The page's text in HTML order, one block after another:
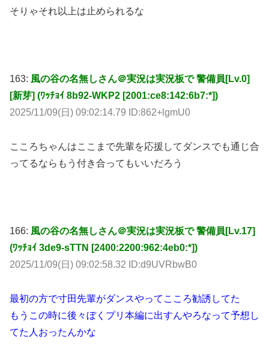
そりゃそれ以上は止められるな
163: 風の谷の名無しさん＠実況は実況板で 警備員[Lv.0]
[新芽] (ﾜｯﾁｮｲ 8b92-WKP2 [2001:ce8:142:6b7:*])
2025/11/09(日) 09:02:14.79 ID:862+lgmU0
こころちゃんはここまで先輩を応援してダンスでも通じ合
ってるならもう付き合ってもいいだろう
166: 風の谷の名無しさん＠実況は実況板で 警備員[Lv.17]
(ﾜｯﾁｮｲ 3de9-sTTN [2400:2200:962:4eb0:*])
2025/11/09(日) 09:02:58.32 ID:d9UVRbwB0
最初の方で寸田先輩がダンスやってこころ勧誘してた
もうこの時に後々ぼくプリ本編に出すんやろなって予想し
てた人おったんかな